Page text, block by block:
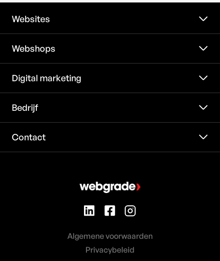
Websites
Webshops
Digital marketing
Bedrijf
Contact
Algemene voorwaarden
Privacybeleid